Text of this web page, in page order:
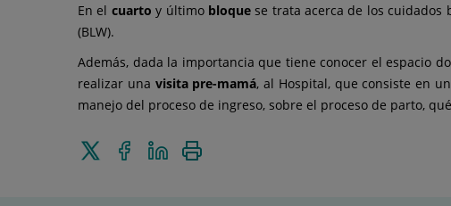
En el cuarto y último bloquese trata acerca de los cuidados
(BLW).
Además, dada la importancia que tiene conocer el espacio
realizar una visita pre-mamá, al Hospital, que consiste en
manejo del proceso de ingreso, sobre el proceso de parto,
Enviar
Compartir
en
Compartir